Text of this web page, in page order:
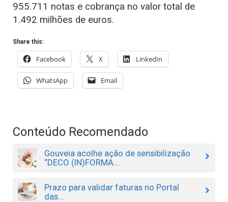
955.711 notas e cobrança no valor total de
1.492 milhões de euros.
Share this:
Facebook X LinkedIn
WhatsApp Email
Conteúdo Recomendado
Gouveia acolhe ação de sensibilização
“DECO (IN)FORMA...
Prazo para validar faturas no Portal
das...